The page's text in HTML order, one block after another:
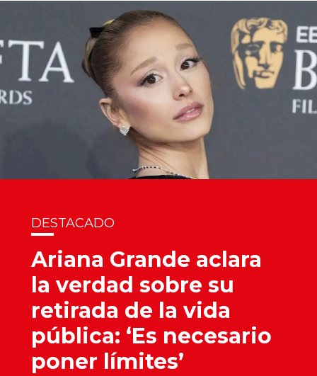
DESTACADO
Ariana Grande aclara
la verdad sobre su
retirada de la vida
pública: ‘Es necesario
poner límites’